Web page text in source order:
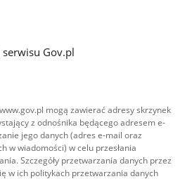
Gov.pl
mogą zawierać adresy skrzynek
z odnośnika będącego adresem e-
jego danych (adres e-mail oraz
w wiadomości) w celu przesłania
Szczegóły przetwarzania danych przez
w ich politykach przetwarzania danych